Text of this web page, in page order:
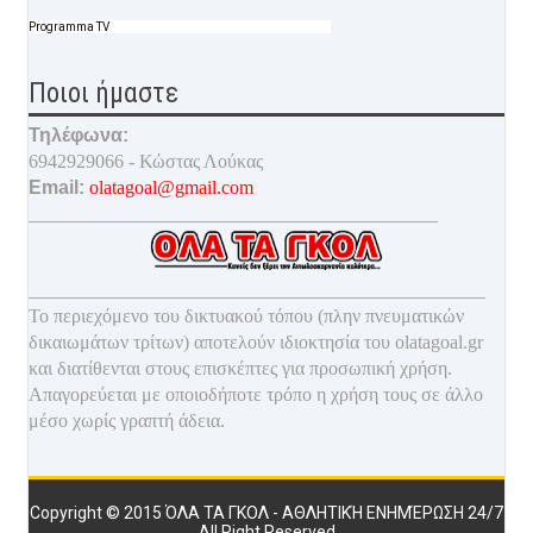
Programma TV
Ποιοι ήμαστε
Τηλέφωνα:
6942929066 - Κώστας Λούκας
Email: olatagoal@gmail.com
Το περιεχόμενο του δικτυακού τόπου (πλην πνευματικών
δικαιωμάτων τρίτων) αποτελούν ιδιοκτησία του olatagoal.gr
και διατίθενται στους επισκέπτες για προσωπική χρήση.
Απαγορεύεται με οποιοδήποτε τρόπο η χρήση τους σε άλλο
μέσο χωρίς γραπτή άδεια.
Copyright © 2015 ΌΛΑ ΤΑ ΓΚΟΛ - ΑΘΛΗΤΙΚΉ ΕΝΗΜΈΡΩΣΗ 24/7